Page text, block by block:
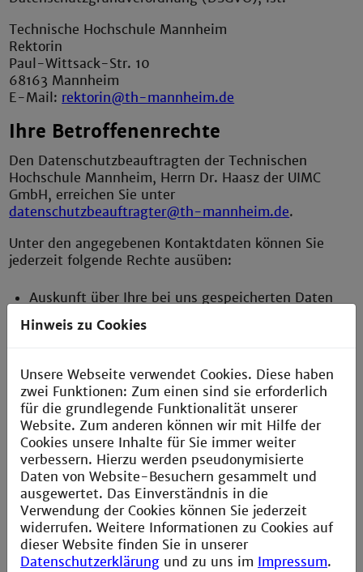
Technische Hochschule Mannheim
Rektorin
Paul-Wittsack-Str. 10
68163 Mannheim
E-Mail: rektorin@th-mannheim.de
Ihre Betroffenenrechte
Den Datenschutzbeauftragten der Technischen
Hochschule Mannheim, Herrn Dr. Haasz der UIMC
GmbH, erreichen Sie unter
datenschutzbeauftragter@th-mannheim.de.
Unter den angegebenen Kontaktdaten können Sie
jederzeit folgende Rechte ausüben:
Auskunft über Ihre bei uns gespeicherten Daten
Löschung Ihrer bei uns gespeicherten Daten,
Einschränkung der Datenverarbeitung, sofern wir
Ihre Daten aufgrund gesetzlicher Pflichten noch
nicht löschen dürfen,
Widerspruch gegen die Verarbeitung Ihrer Daten
bei uns, und
Datenübertragbarkeit, sofern Sie in die
Datenverarbeitung eingewilligt haben oder einen
Vertrag mit uns abgeschlossen haben.
Hinweis zu Cookies
Unsere Webseite verwendet Cookies. Diese haben
zwei Funktionen: Zum einen sind sie erforderlich
für die grundlegende Funktionalität unserer
Website. Zum anderen können wir mit Hilfe der
Cookies unsere Inhalte für Sie immer weiter
verbessern. Hierzu werden pseudonymisierte
Daten von Website-Besuchern gesammelt und
ausgewertet. Das Einverständnis in die
Verwendung der Cookies können Sie jederzeit
widerrufen. Weitere Informationen zu Cookies auf
dieser Website finden Sie in unserer
Datenschutzerklärung und zu uns im Impressum.